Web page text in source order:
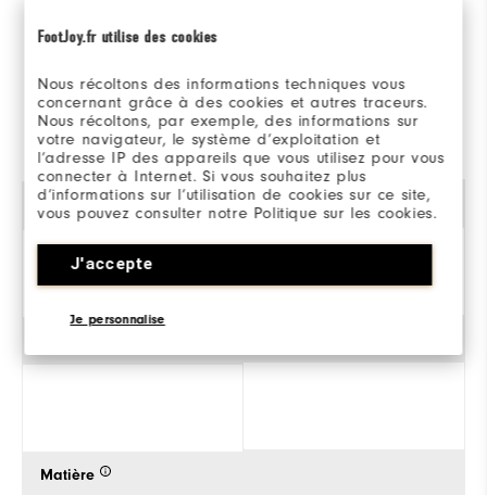
FootJoy.fr utilise des cookies
Nous récoltons des informations techniques vous
concernant grâce à des cookies et autres traceurs.
Nous récoltons, par exemple, des informations sur
votre navigateur, le système d’exploitation et
l’adresse IP des appareils que vous utilisez pour vous
connecter à Internet. Si vous souhaitez plus
d’informations sur l’utilisation de cookies sur ce site,
vous pouvez consulter notre Politique sur les cookies.
J'accepte
Je personnalise
corporelle dans des
conditions froides et
déperlante DWR permet
d'évacuer l'eau en cas
de pluie légère ou de
brouillard.
FJ Performance
Apparel
Matière
Apparel